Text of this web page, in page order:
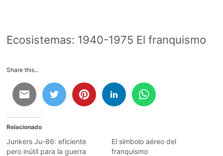
Ecosistemas: 1940-1975 El franquismo
Share this...
Relacionado
Junkers Ju-86: eficiente
pero inútil para la guerra
El símbolo aéreo del
franquismo